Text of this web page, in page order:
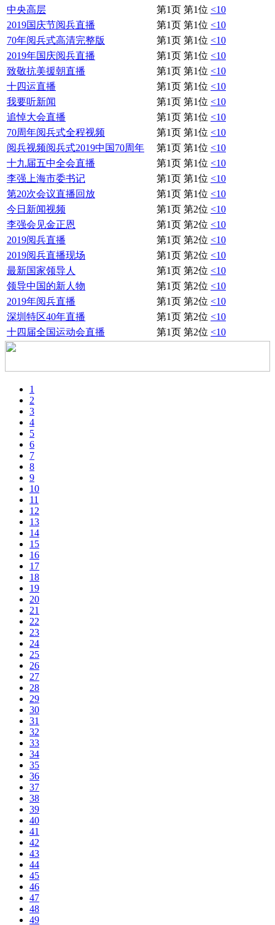
中央高层
第1页 第1位 <10
2019国庆节阅兵直播
第1页 第1位 <10
70年阅兵式高清完整版
第1页 第1位 <10
2019年国庆阅兵直播
第1页 第1位 <10
致敬抗美援朝直播
第1页 第1位 <10
十四运直播
第1页 第1位 <10
我要听新闻
第1页 第1位 <10
追悼大会直播
第1页 第1位 <10
70周年阅兵式全程视频
第1页 第1位 <10
阅兵视频阅兵式2019中国70周年
第1页 第1位 <10
十九届五中全会直播
第1页 第1位 <10
李强上海市委书记
第1页 第1位 <10
第20次会议直播回放
第1页 第1位 <10
今日新闻视频
第1页 第2位 <10
李强会见金正恩
第1页 第2位 <10
2019阅兵直播
第1页 第2位 <10
2019阅兵直播现场
第1页 第2位 <10
最新国家领导人
第1页 第2位 <10
领导中国的新人物
第1页 第2位 <10
2019年阅兵直播
第1页 第2位 <10
深圳特区40年直播
第1页 第2位 <10
十四届全国运动会直播
第1页 第2位 <10
1
2
3
4
5
6
7
8
9
10
11
12
13
14
15
16
17
18
19
20
21
22
23
24
25
26
27
28
29
30
31
32
33
34
35
36
37
38
39
40
41
42
43
44
45
46
47
48
49